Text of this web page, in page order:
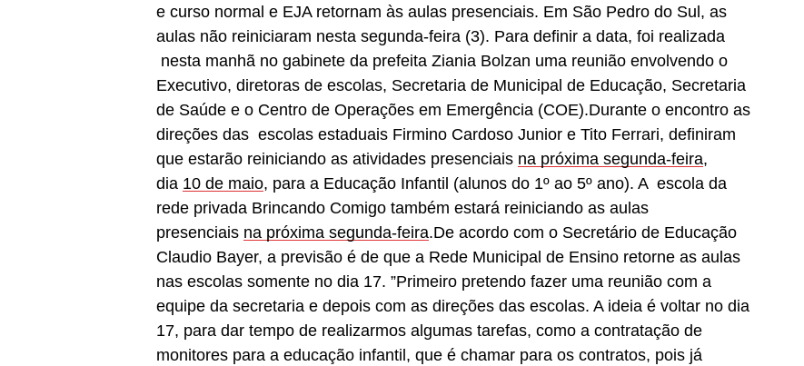
e curso normal e EJA retornam às aulas presenciais. Em São Pedro do Sul, as
aulas não reiniciaram nesta segunda-feira (3). Para definir a data, foi realizada
nesta manhã no gabinete da prefeita Ziania Bolzan uma reunião envolvendo o
Executivo, diretoras de escolas, Secretaria de Municipal de Educação, Secretaria
de Saúde e o Centro de Operações em Emergência (COE).Durante o encontro as
direções das escolas estaduais Firmino Cardoso Junior e Tito Ferrari, definiram
que estarão reiniciando as atividades presenciais na próxima segunda-feira,
dia 10 de maio, para a Educação Infantil (alunos do 1º ao 5º ano). A escola da
rede privada Brincando Comigo também estará reiniciando as aulas
presenciais na próxima segunda-feira.De acordo com o Secretário de Educação
Claudio Bayer, a previsão é de que a Rede Municipal de Ensino retorne as aulas
nas escolas somente no dia 17. ”Primeiro pretendo fazer uma reunião com a
equipe da secretaria e depois com as direções das escolas. A ideia é voltar no dia
17, para dar tempo de realizarmos algumas tarefas, como a contratação de
monitores para a educação infantil, que é chamar para os contratos, pois já